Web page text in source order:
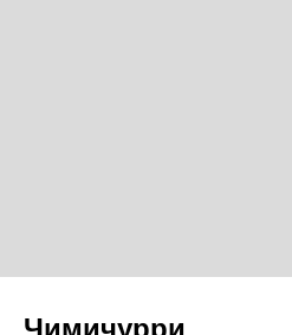
Чимичурри